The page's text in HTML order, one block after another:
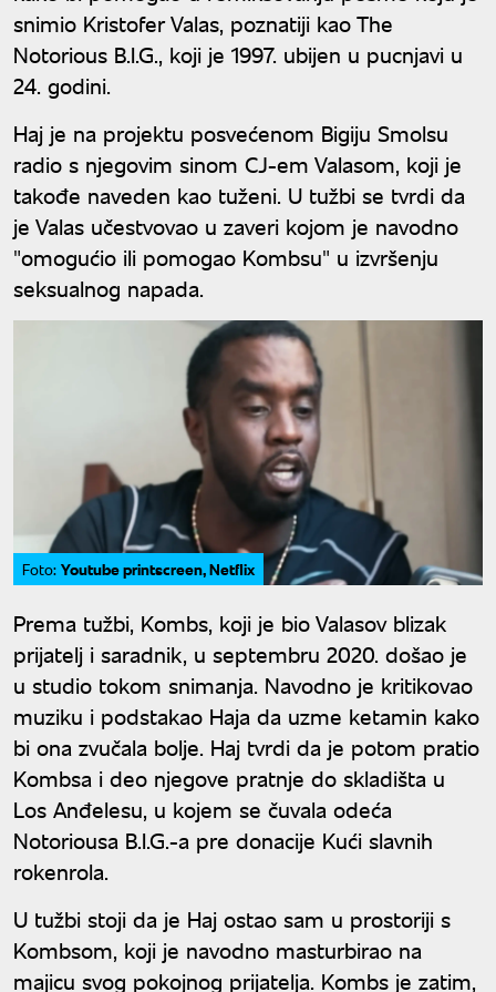
snimio Kristofer Valas, poznatiji kao The
Notorious B.I.G., koji je 1997. ubijen u pucnjavi u
24. godini.
Haj je na projektu posvećenom Bigiju Smolsu
radio s njegovim sinom CJ-em Valasom, koji je
takođe naveden kao tuženi. U tužbi se tvrdi da
je Valas učestvovao u zaveri kojom je navodno
"omogućio ili pomogao Kombsu" u izvršenju
seksualnog napada.
Foto: Youtube printscreen, Netflix
Prema tužbi, Kombs, koji je bio Valasov blizak
prijatelj i saradnik, u septembru 2020. došao je
u studio tokom snimanja. Navodno je kritikovao
muziku i podstakao Haja da uzme ketamin kako
bi ona zvučala bolje. Haj tvrdi da je potom pratio
Kombsa i deo njegove pratnje do skladišta u
Los Anđelesu, u kojem se čuvala odeća
Notoriousa B.I.G.-a pre donacije Kući slavnih
rokenrola.
U tužbi stoji da je Haj ostao sam u prostoriji s
Kombsom, koji je navodno masturbirao na
majicu svog pokojnog prijatelja. Kombs je zatim,